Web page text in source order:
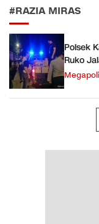
#RAZIA MIRAS
Polsek
Ruko